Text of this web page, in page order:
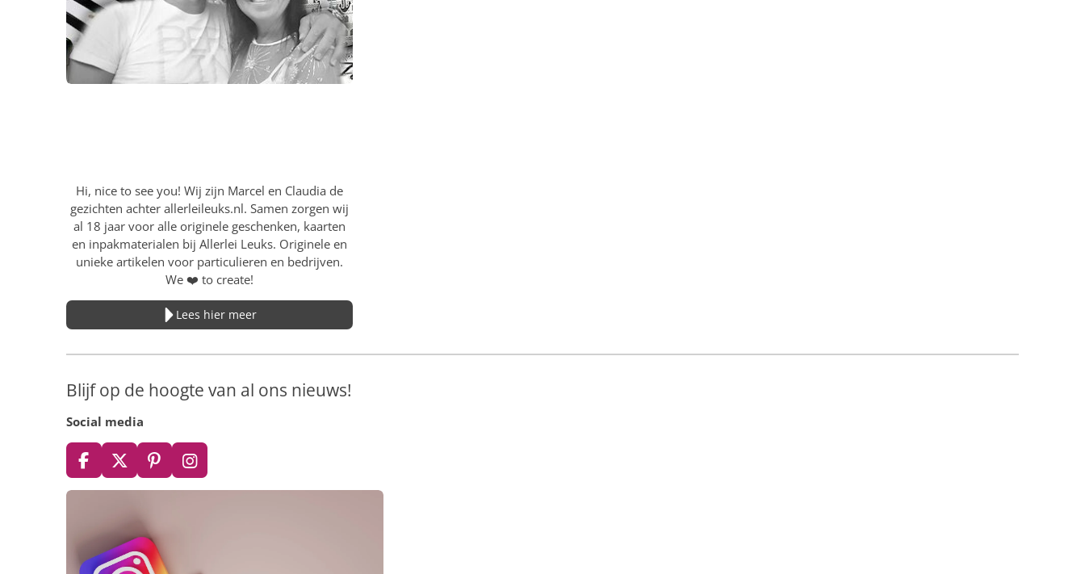
Hi, nice to see you! Wij zijn Marcel en Claudia de
gezichten achter allerleileuks.nl. Samen zorgen wij
al 18 jaar voor alle originele geschenken, kaarten
en inpakmaterialen bij Allerlei Leuks. Originele en
unieke artikelen voor particulieren en bedrijven.
We ❤️ to create!
Lees hier meer
Blijf op de hoogte van al ons nieuws!
Social media
F
a
o
X
P
i
e
r
e
I
n